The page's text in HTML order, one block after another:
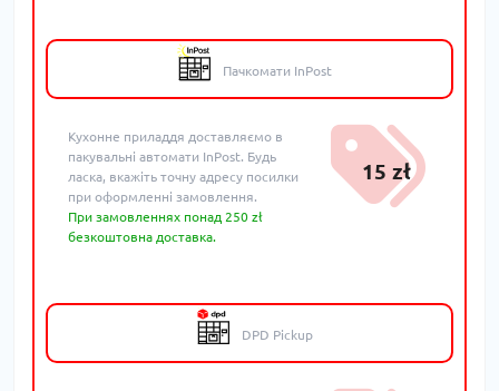
Пачкомати InPost
Кухонне приладдя доставляємо в
пакувальні автомати InPost. Будь
ласка, вкажіть точну адресу посилки
при оформленні замовлення.
При замовленнях понад 250 zł
безкоштовна доставка.
15 zł
DPD Pickup